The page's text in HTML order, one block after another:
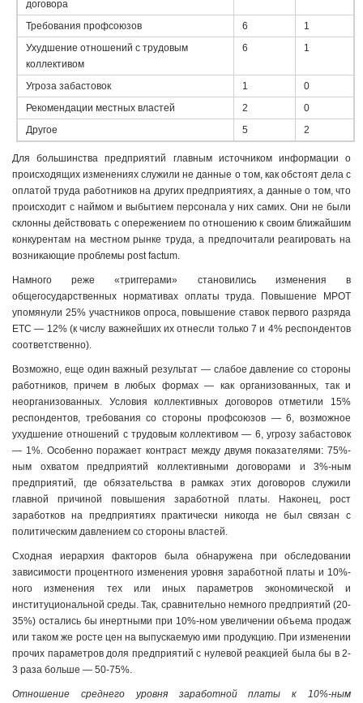
договора
Требования профсоюзов
6
1
Ухудшение отношений с трудовым
коллективом
6 1
Угроза забастовок 1
0
Рекомендации местных властей
2
0
Другое
5 2
Для большинства предприятий главным источником информации о
происходящих изменениях служили не данные о том, как обстоят дела с
оплатой труда работников на других предприятиях, а данные о том, что
происходит с наймом и выбытием персонала у них самих. Они не были
склонны действовать с опережением по отношению к своим ближайшим
конкурентам на местном рынке труда, а предпочитали реагировать на
возникающие проблемы post factum.
Намного реже «триггерами» становились изменения в
общегосударственных нормативах оплаты труда. Повышение МРОТ
упомянули 25% участников опроса, повышение ставок первого разряда
ЕТС — 12% (к числу важнейших их отнесли только 7 и 4% респондентов
соответственно).
Возможно, еще один важный результат — слабое давление со стороны
работников, причем в любых формах — как организованных, так и
неорганизованных. Условия коллективных договоров отметили 15%
респондентов, требования со стороны профсоюзов — 6, возможное
ухудшение отношений с трудовым коллективом — 6, угрозу забастовок
— 1%. Особенно поражает контраст между двумя показателями: 75%-
ным охватом предприятий коллективными договорами и 3%-ным
предприятий, где обязательства в рамках этих договоров служили
главной причиной повышения заработной платы. Наконец, рост
заработков на предприятиях практически никогда не был связан с
политическим давлением со стороны властей.
Сходная иерархия факторов была обнаружена при обследовании
зависимости процентного изменения уровня заработной платы и 10%-
ного изменения тех или иных параметров экономической и
институциональной среды. Так, сравнительно немного предприятий (20-
35%) остались бы инертными при 10%-ном увеличении объема продаж
или таком же росте цен на выпускаемую ими продукцию. При изменении
прочих параметров доля предприятий с нулевой реакцией была бы в 2-
3 раза больше — 50-75%.
Отношение среднего уровня заработной платы к 10%-ным